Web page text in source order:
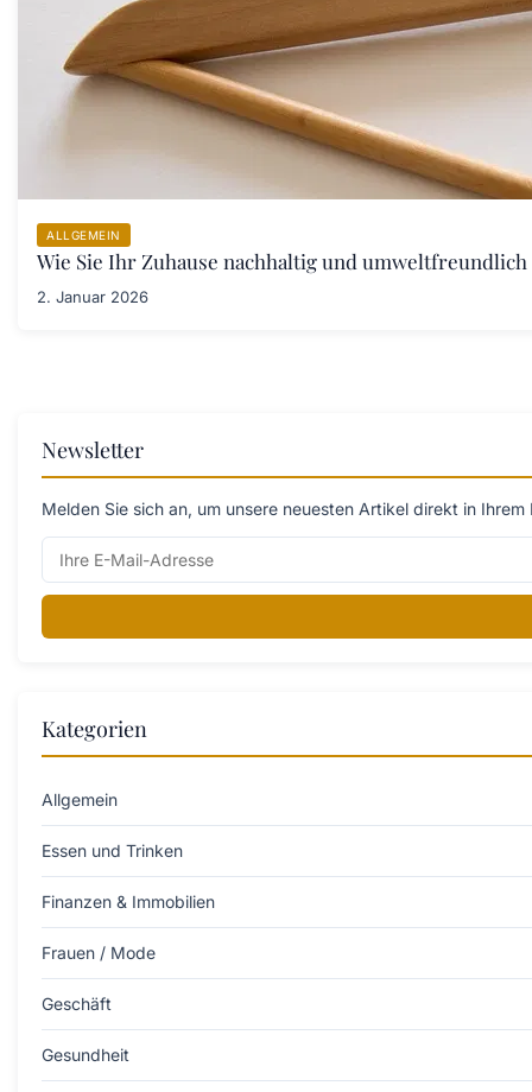
ALLGEMEIN
Wie Sie Ihr Zuhause nachhaltig und umweltfreundlich
2. Januar 2026
Newsletter
Melden Sie sich an, um unsere neuesten Artikel direkt in
Kategorien
Allgemein
Essen und Trinken
Finanzen & Immobilien
Frauen / Mode
Geschäft
Gesundheit